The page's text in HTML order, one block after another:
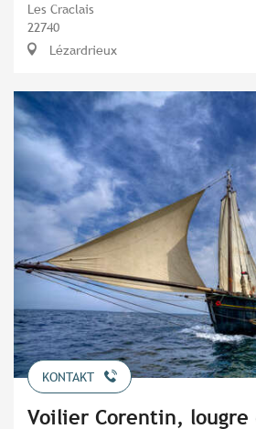
Les Craclais
22740
Lézardrieux
KONTAKT
Voilier Corentin, lougre